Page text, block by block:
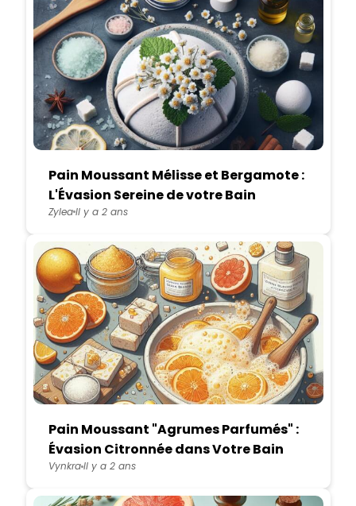
Pain Moussant Mélisse et Bergamote :
L'Évasion Sereine de votre Bain
ZyleaIl y a 2 ans
Pain Moussant "Agrumes Parfumés" :
Évasion Citronnée dans Votre Bain
VynkraIl y a 2 ans